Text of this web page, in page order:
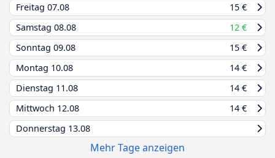
Freitag 07.08
15 €
Samstag 08.08
12 €
Sonntag 09.08
15 €
Montag 10.08
14 €
Dienstag 11.08
14 €
Mittwoch 12.08
14 €
Donnerstag 13.08
Mehr Tage anzeigen